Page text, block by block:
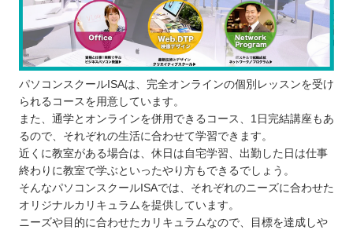
パソコンスクールISAは、完全オンラインの個別レッスンを受け
られるコースを用意しています。
また、通学とオンラインを併用できるコース、1日完結講座もあ
るので、それぞれの生活に合わせて学習できます。
近くに教室がある場合は、休日は自宅学習、出勤した日は仕事
終わりに教室で学ぶといったやり方もできるでしょう。
そんなパソコンスクールISAでは、それぞれのニーズに合わせた
オリジナルカリキュラムを提供しています。
ニーズや目的に合わせたカリキュラムなので、目標を達成しや